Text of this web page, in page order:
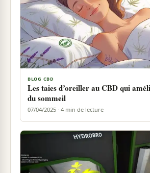
BLOG CBD
Les taies d’oreiller au CBD qui
du sommeil
07/04/2025 · 4 min de lecture